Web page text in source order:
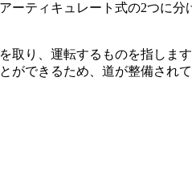
ーティキュレート式の2つに分
取り、運転するものを指しま
ができるため、道が整備され